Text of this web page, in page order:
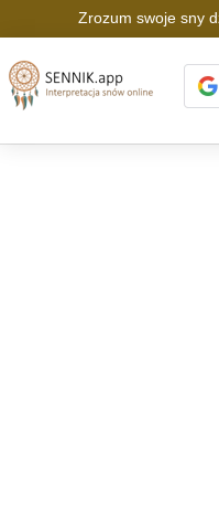
Zrozum swoje sny